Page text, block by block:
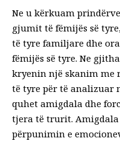
Ne u kërkuam
gjumit të fëmijës së
të tyre familjare dhe
fëmijës së tyre. Ne
kryenin një skanim me
të tyre për të analizuar
quhet amigdala dhe
tjera të trurit.
përpunimin e